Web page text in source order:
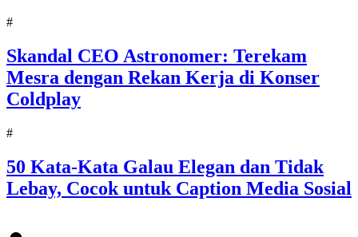
#
Skandal CEO Astronomer: Terekam
Mesra dengan Rekan Kerja di Konser
Coldplay
#
50 Kata-Kata Galau Elegan dan Tidak
Lebay, Cocok untuk Caption Media Sosial